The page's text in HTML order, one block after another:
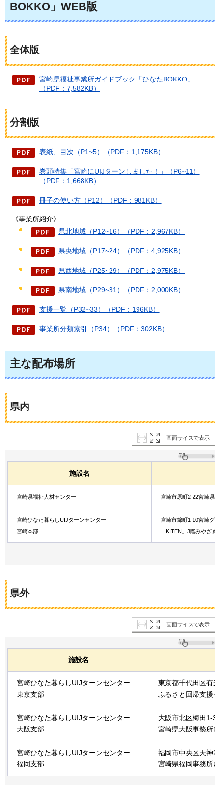
BOKKO」WEB版
全体版
宮崎県福祉事業所ガイドブック「ひなたBOKKO」
（PDF：7,582KB）
分割版
表紙、目次（P1~5）（PDF：1,175KB）
巻頭特集「宮崎にUIJターンしました！」（P6~11）
（PDF：1,668KB）
冊子の使い方（P12）（PDF：981KB）
《事業所紹介》
県北地域（P12~16）（PDF：2,967KB）
県央地域（P17~24）（PDF：4,925KB）
県西地域（P25~29）（PDF：2,975KB）
県南地域（P29~31）（PDF：2,000KB）
支援一覧（P32~33）（PDF：196KB）
事業所分類索引（P34）（PDF：302KB）
主な配布場所
県内
画面サイズで表示
施設名
宮崎県福祉人材センター 宮崎市原町2-22宮崎県
宮崎ひなた暮らしUIJターンセンター
宮崎本部
宮崎市錦町1-10宮崎グ
「KITEN」3階みやざき
県外
画面サイズで表示
施設名
宮崎ひなた暮らしUIJターンセンター
東京支部
東京都千代田区有
ふるさと回帰支援
宮崎ひなた暮らしUIJターンセンター
大阪支部
大阪市北区梅田1-
宮崎県大阪事務所内
宮崎ひなた暮らしUIJターンセンター
福岡支部
福岡市中央区天神
宮崎県福岡事務所内